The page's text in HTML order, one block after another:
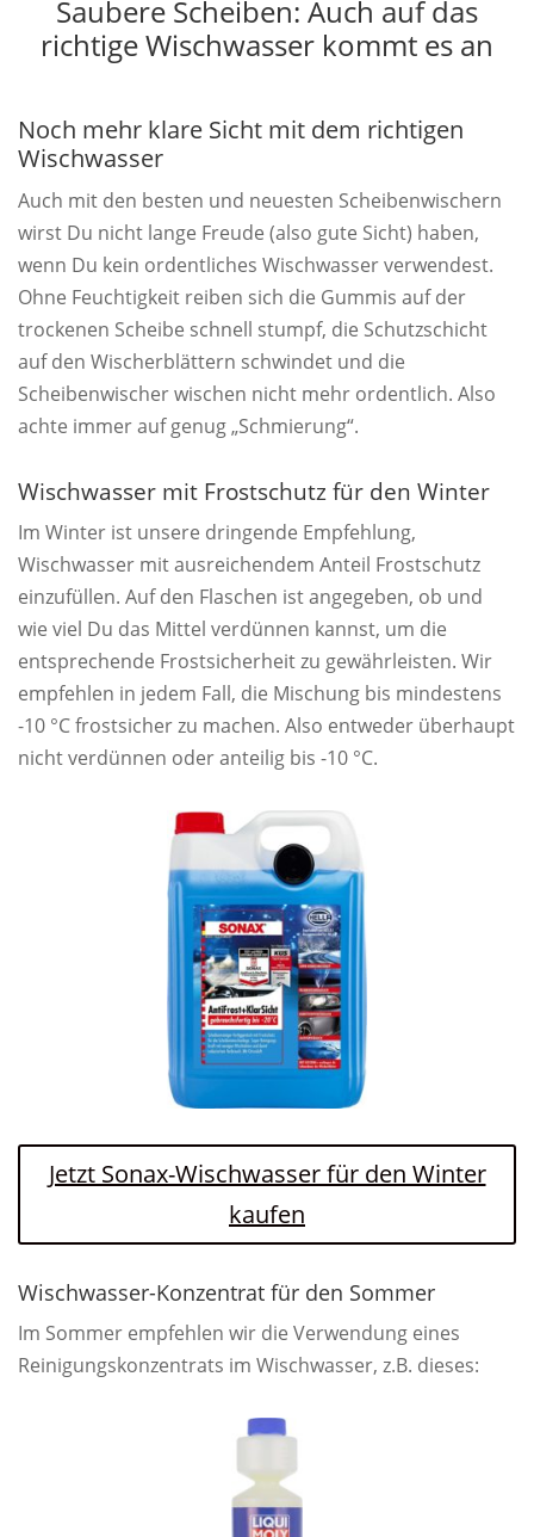
Saubere Scheiben: Auch auf das
richtige Wischwasser kommt es an
Noch mehr klare Sicht mit dem richtigen
Wischwasser
Auch mit den besten und neuesten Scheibenwischern
wirst Du nicht lange Freude (also gute Sicht) haben,
wenn Du kein ordentliches Wischwasser verwendest.
Ohne Feuchtigkeit reiben sich die Gummis auf der
trockenen Scheibe schnell stumpf, die Schutzschicht
auf den Wischerblättern schwindet und die
Scheibenwischer wischen nicht mehr ordentlich. Also
achte immer auf genug „Schmierung“.
Wischwasser mit Frostschutz für den Winter
Im Winter ist unsere dringende Empfehlung,
Wischwasser mit ausreichendem Anteil Frostschutz
einzufüllen. Auf den Flaschen ist angegeben, ob und
wie viel Du das Mittel verdünnen kannst, um die
entsprechende Frostsicherheit zu gewährleisten. Wir
empfehlen in jedem Fall, die Mischung bis mindestens
-10 °C frostsicher zu machen. Also entweder überhaupt
nicht verdünnen oder anteilig bis -10 °C.
Jetzt Sonax-Wischwasser für den Winter
kaufen
Wischwasser-Konzentrat für den Sommer
Im Sommer empfehlen wir die Verwendung eines
Reinigungskonzentrats im Wischwasser, z.B. dieses: